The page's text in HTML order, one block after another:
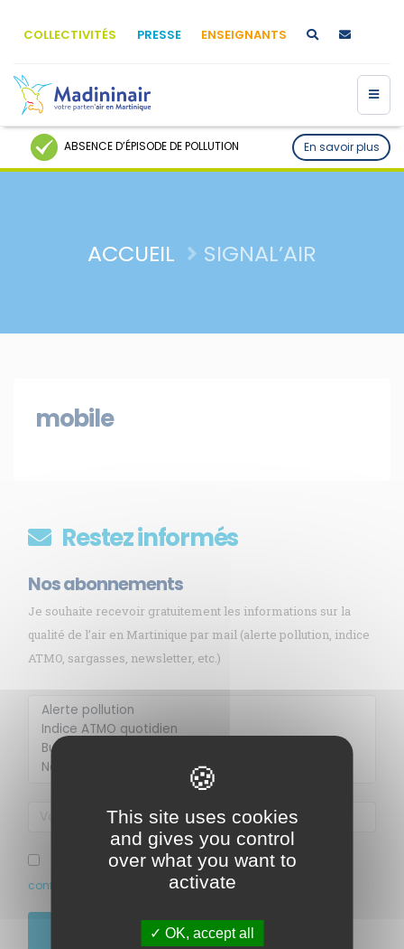
COLLECTIVITÉS PRESSE ENSEIGNANTS
ABSENCE D’ÉPISODE DE POLLUTION En savoir plus
ACCUEIL SIGNAL’AIR
mobile
Restez informés
Nos abonnements
Je souhaite recevoir gratuitement les informations sur la
qualité de l’air en Martinique par mail (alerte pollution, indice
ATMO, sargasses, newsletter, etc.)
J’ai pris connaissance et accepte la politique de
confidentialité de ce site
JE M'ABONNE
Membre de Agréé par
This site uses cookies
and gives you control
over what you want to
activate
OK, accept all